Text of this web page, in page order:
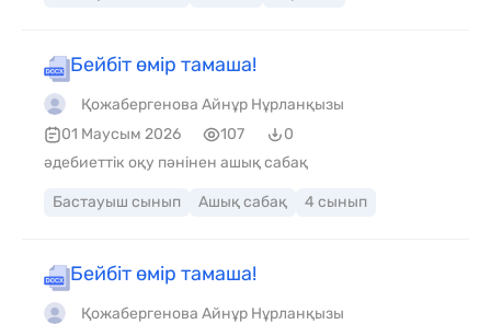
Бейбіт өмір тамаша!
Қожабергенова Айнұр Нұрланқызы
01 Маусым 2026
107
0
әдебиеттік оқу пәнінен ашық сабақ
Бастауыш сынып Ашық сабақ 4 сынып
Бейбіт өмір тамаша!
Қожабергенова Айнұр Нұрланқызы